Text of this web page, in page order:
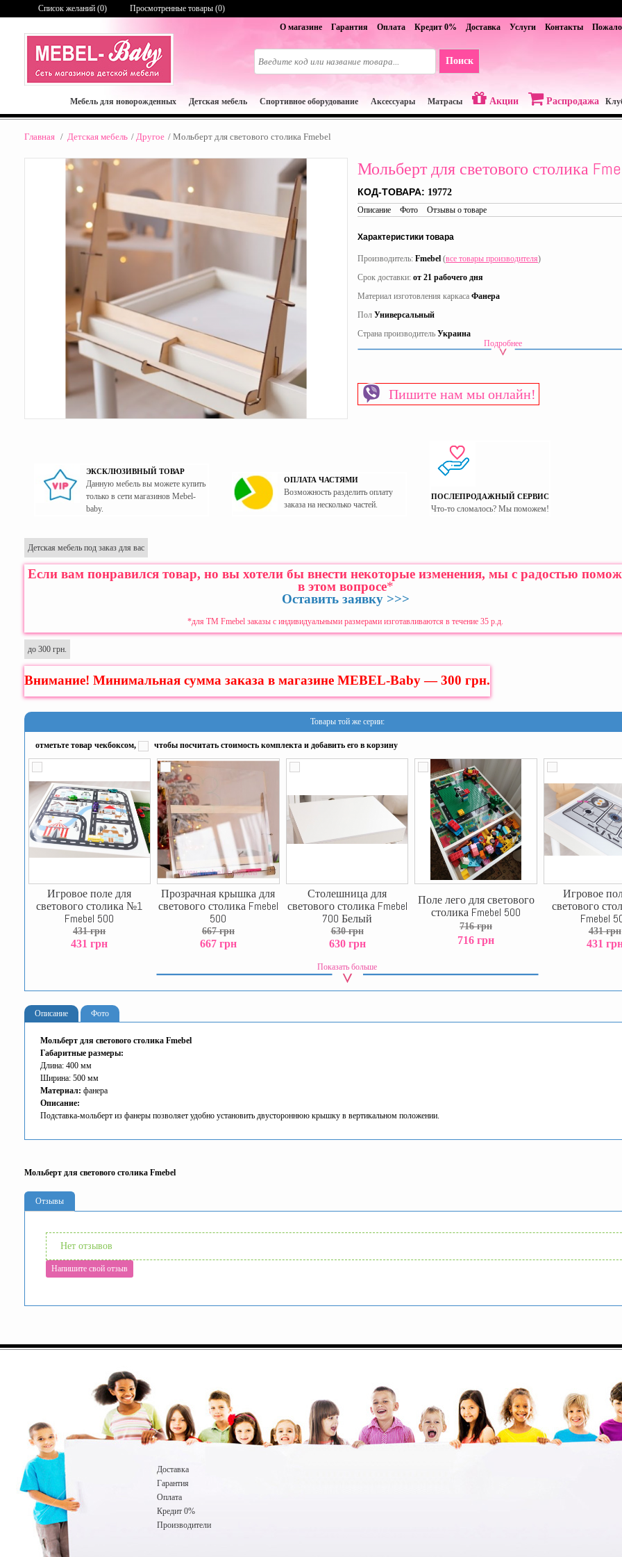
О магазине Гарантия Оплата Кредит 0% Доставка Услуги Контакты
Список желаний (0) Просмотренные товары (0)
Мебель для новорожденных Детская мебель Спортивное оборудование Аксессуары Матрасы Акции Распродажа
Главная / Детская мебель / Другое / Мольберт для светового столика Fmebel
Мольберт для светового столика
КОД-ТОВАРА: 19772
Описание Фото Отзывы о товаре
Характеристики товара
Производитель: Fmebel (все товары производителя)
Срок доставки: от 21 рабочего дня
Материал изготовления каркаса Фанера
Пол Универсальный
Страна производитель Украина
Подробнее
Пишите нам мы онлайн!
ЭКСКЛЮЗИВНЫЙ ТОВАР
Данную мебель вы можете купить
только в сети магазинов Mebel-
baby.
ОПЛАТА ЧАСТЯМИ
Возможность разделить оплату
заказа на несколько частей.
ПОСЛЕПРОДАЖНЫЙ СЕРВИС
Что-то сломалось? Мы поможем!
Детская мебель под заказ для вас
Если вам понравился товар, но вы хотели бы внести некоторые изменения, мы с радостью
в этом вопросе*
Оставить заявку >>>
*для ТМ Fmebel заказы с индивидуальными размерами изготавливаются в течение 35 р.д.
до 300 грн.
Внимание! Минимальная сумма заказа в магазине MEBEL-Baby — 300 грн.
Товары той же серии:
отметьте товар чекбоксом, чтобы посчитать стоимость комплекта и добавить его в корзину
Игровое поле для
светового столика №1
Fmebel 500
431 грн
431 грн
Прозрачная крышка для
светового столика Fmebel
500
667 грн
667 грн
Столешница для
светового столика Fmebel
700 Белый
630 грн
630 грн
Поле лего для светового
столика Fmebel 500
716 грн
716 грн
Игровое
светового
Fmebel
431 грн
431
Показать больше
Описание Фото
Мольберт для светового столика Fmebel
Габаритные размеры:
Длина: 400 мм
Ширина: 500 мм
Материал: фанера
Описание:
Подставка-мольберт из фанеры позволяет удобно установить двустороннюю крышку в вертикальном положении.
Мольберт для светового столика Fmebel
Отзывы
Нет отзывов
Напишите свой отзыв
Доставка
Гарантия
Оплата
Кредит 0%
Производители